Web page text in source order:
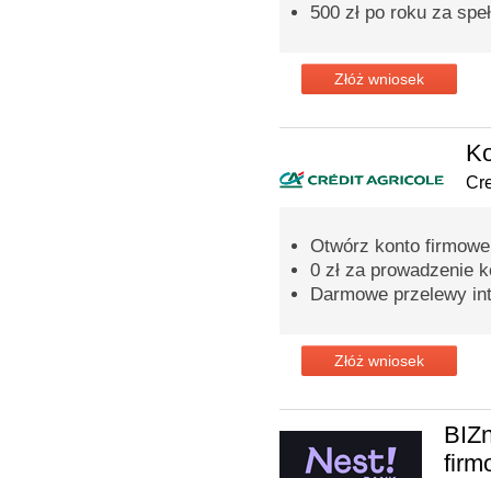
500 zł po roku za
Złóż wniosek
Otwórz konto
0 zł za prowadzenie
Darmowe przelewy
Złóż wniosek